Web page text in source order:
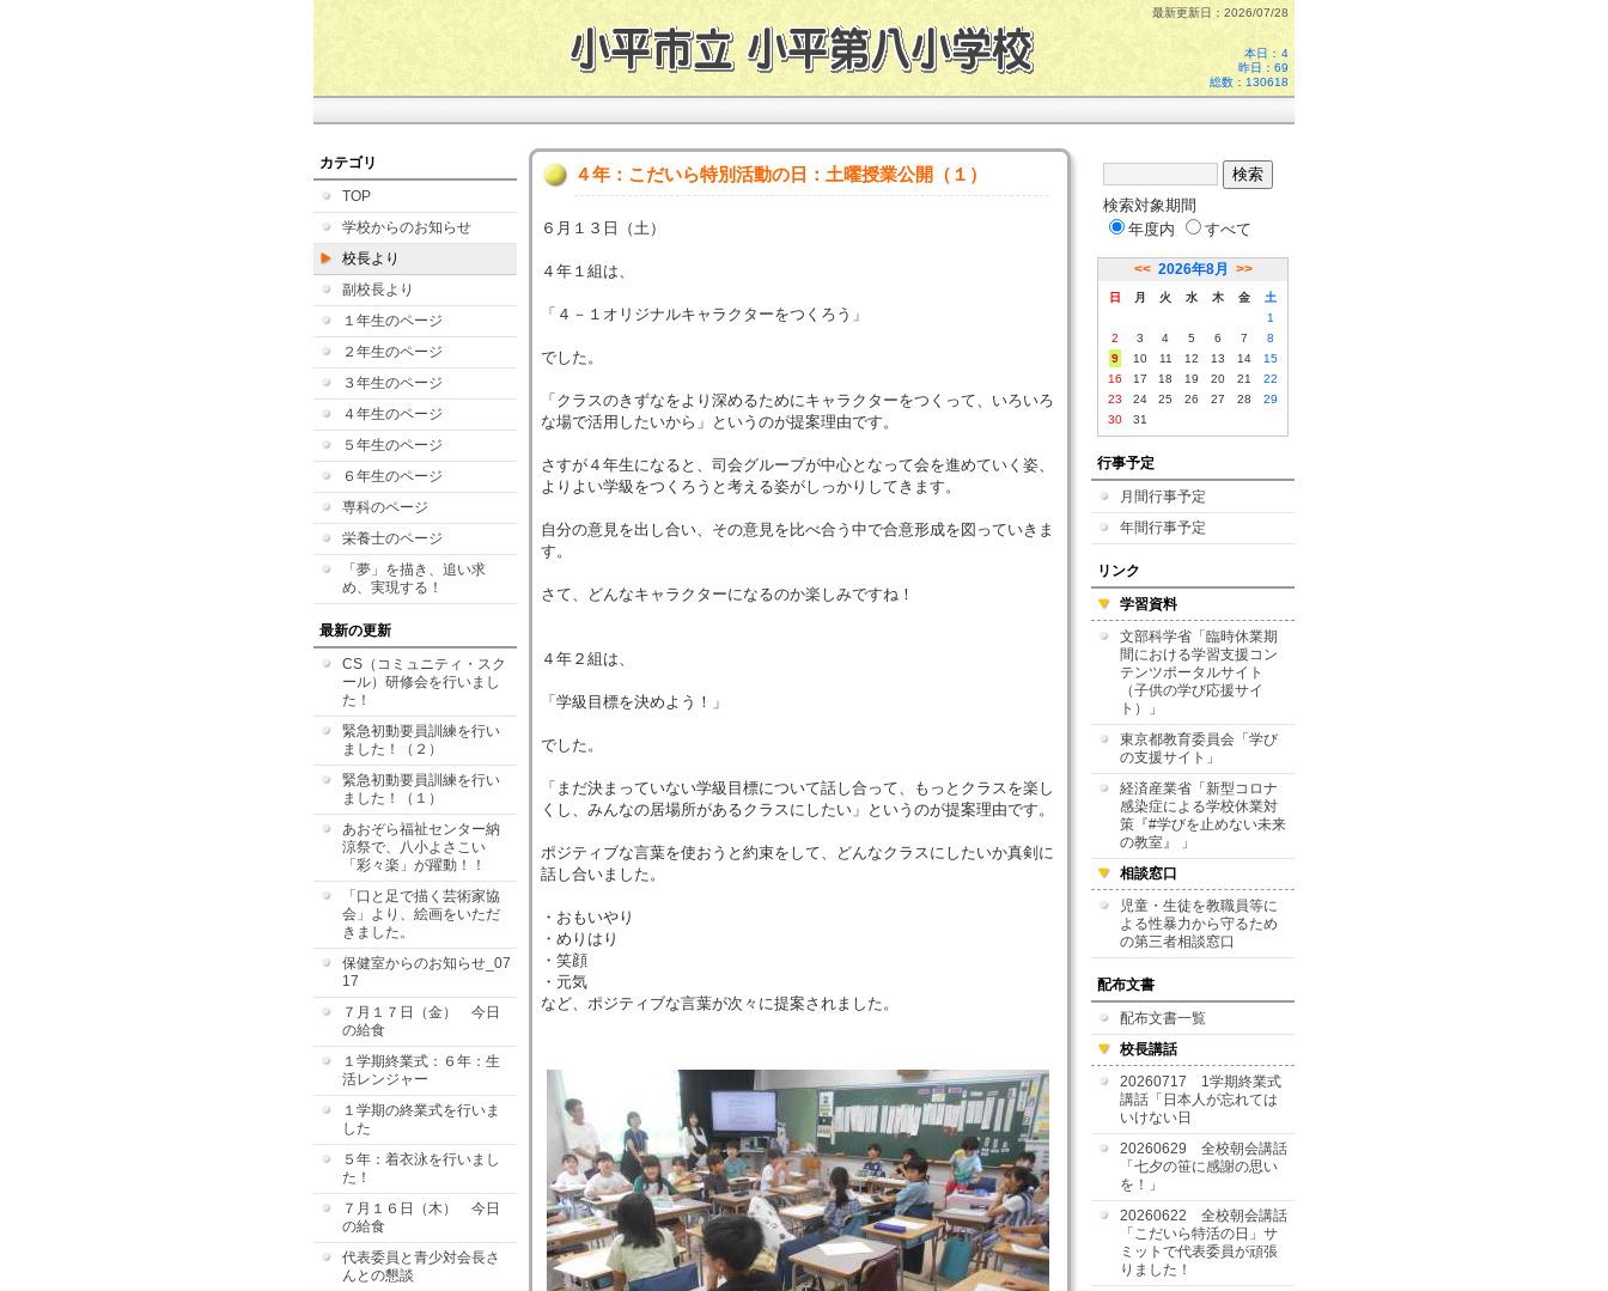
最新更新日：2026/07/28
本日： 4
昨日：69
総数：130618
カテゴリ
TOP
学校からのお知らせ
校長より
副校長より
１年生のページ
２年生のページ
３年生のページ
４年生のページ
５年生のページ
６年生のページ
専科のページ
栄養士のページ
「夢」を描き、追い求
め、実現する！
最新の更新
CS（コミュニティ・スク
ール）研修会を行いまし
た！
緊急初動要員訓練を行い
ました！（２）
緊急初動要員訓練を行い
ました！（１）
あおぞら福祉センター納
涼祭で、八小よさこい
「彩々楽」が躍動！！
「口と足で描く芸術家協
会」より、絵画をいただ
きました。
保健室からのお知らせ_07
17
７月１７日（金） 今日
の給食
１学期終業式：６年：生
活レンジャー
１学期の終業式を行いま
した
５年：着衣泳を行いまし
た！
７月１６日（木） 今日
の給食
代表委員と青少対会長さ
んとの懇談
４年：こだいら特別活動の日：土曜授業公開（１）
６月１３日（土）
４年１組は、
「４－１オリジナルキャラクターをつくろう」
でした。
「クラスのきずなをより深めるためにキャラクターをつくって、いろいろ
な場で活用したいから」というのが提案理由です。
さすが４年生になると、司会グループが中心となって会を進めていく姿、
よりよい学級をつくろうと考える姿がしっかりしてきます。
自分の意見を出し合い、その意見を比べ合う中で合意形成を図っていきま
す。
さて、どんなキャラクターになるのか楽しみですね！
４年２組は、
「学級目標を決めよう！」
でした。
「まだ決まっていない学級目標について話し合って、もっとクラスを楽し
くし、みんなの居場所があるクラスにしたい」というのが提案理由です。
ポジティブな言葉を使おうと約束をして、どんなクラスにしたいか真剣に
話し合いました。
・おもいやり
・めりはり
・笑顔
・元気
など、ポジティブな言葉が次々に提案されました。
検索対象期間
年度内
すべて
<< 2026年8月 >>
日 月 火 水 木 金
土
1
2
3 4 5 6 7
8
9
10 11 12 13 14
15
16
17 18 19 20 21
22
23
24 25 26 27 28
29
30
31
行事予定
月間行事予定
年間行事予定
リンク
学習資料
文部科学省「臨時休業期
間における学習支援コン
テンツポータルサイト
（子供の学び応援サイ
ト）」
東京都教育委員会「学び
の支援サイト」
経済産業省「新型コロナ
感染症による学校休業対
策『#学びを止めない未来
の教室』 」
相談窓口
児童・生徒を教職員等に
よる性暴力から守るため
の第三者相談窓口
配布文書
配布文書一覧
校長講話
20260717 1学期終業式
講話「日本人が忘れては
いけない日
20260629 全校朝会講話
「七夕の笹に感謝の思い
を！」
20260622 全校朝会講話
「こだいら特活の日」サ
ミットで代表委員が頑張
りました！